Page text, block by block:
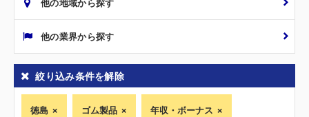
他の業界から探す
絞り込み条件を解除
徳島 ゴム製品 年収・ボーナス